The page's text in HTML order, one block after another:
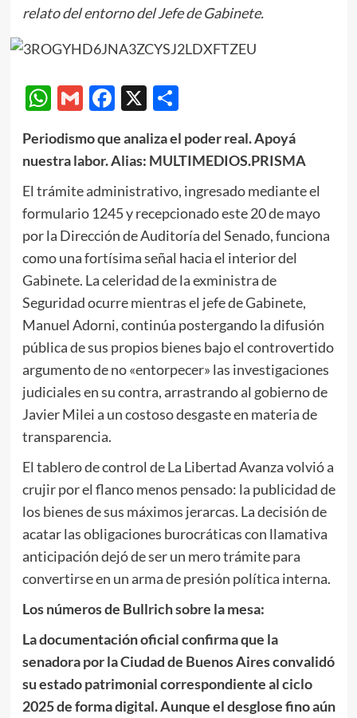
relato del entorno del Jefe de Gabinete.
WhatsApp
GmailFacebook
X Compartir
Periodismo que analiza el poder real. Apoyá
nuestra labor. Alias: MULTIMEDIOS.PRISMA
El trámite administrativo, ingresado mediante el
formulario 1245 y recepcionado este 20 de mayo
por la Dirección de Auditoría del Senado, funciona
como una fortísima señal hacia el interior del
Gabinete. La celeridad de la exministra de
Seguridad ocurre mientras el jefe de Gabinete,
Manuel Adorni, continúa postergando la difusión
pública de sus propios bienes bajo el controvertido
argumento de no «entorpecer» las investigaciones
judiciales en su contra, arrastrando al gobierno de
Javier Milei a un costoso desgaste en materia de
transparencia.
El tablero de control de La Libertad Avanza volvió a
crujir por el flanco menos pensado: la publicidad de
los bienes de sus máximos jerarcas. La decisión de
acatar las obligaciones burocráticas con llamativa
anticipación dejó de ser un mero trámite para
convertirse en un arma de presión política interna.
Los números de Bullrich sobre la mesa:
La documentación oficial confirma que la
senadora por la Ciudad de Buenos Aires convalidó
su estado patrimonial correspondiente al ciclo
2025 de forma digital. Aunque el desglose fino aún